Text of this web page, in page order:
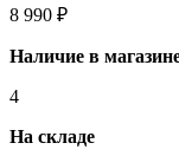
8 990 ₽
Наличие в
4
На складе